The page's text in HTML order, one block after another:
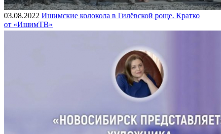
03.08.2022 Ишимские колокола в Гилёвской роще. Кратко
от «ИшимТВ»